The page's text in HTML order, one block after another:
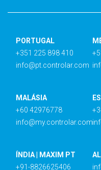
PORTUGAL
+351 225 898 410
info@pt.controlar.com
MALÁSIA
+60 42976778
info@my.controlar.com
ÍNDIA | MAXIM PT
+91-8826625406